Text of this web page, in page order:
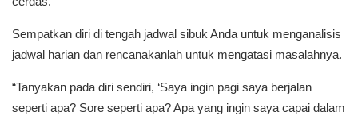
Sempatkan diri di tengah jadwal sibuk Anda untuk menganalisis
jadwal harian dan rencanakanlah untuk mengatasi masalahnya.
“Tanyakan pada diri sendiri, ‘Saya ingin pagi saya berjalan
seperti apa? Sore seperti apa? Apa yang ingin saya capai dalam